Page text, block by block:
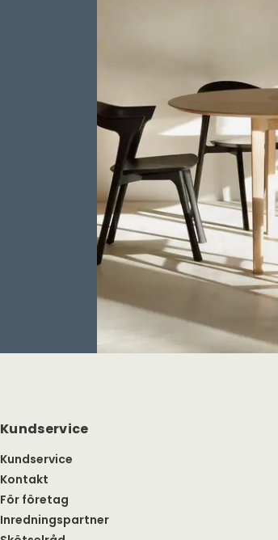
Kundservice
Kundservice
Kontakt
För företag
Inredningspartner